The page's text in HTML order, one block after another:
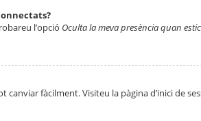
l’opció Oculta la meva presència quan
fàcilment. Visiteu la pàgina d’inici de